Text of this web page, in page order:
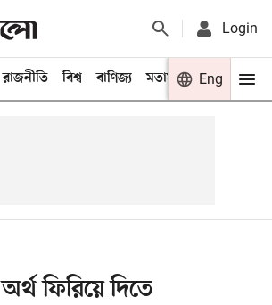
Login
রাজনীতি বিশ্ব বাণিজ্য মতামত খেলা
Eng
ফিরিয়ে দিতে